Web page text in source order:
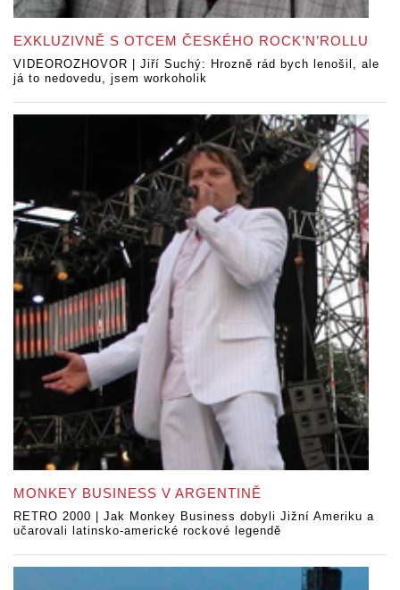
EXKLUZIVNĚ S OTCEM ČESKÉHO ROCK’N’ROLLU
VIDEOROZHOVOR | Jiří Suchý: Hrozně rád bych lenošil, ale
já to nedovedu, jsem workoholik
MONKEY BUSINESS V ARGENTINĚ
RETRO 2000 | Jak Monkey Business dobyli Jižní Ameriku a
učarovali latinsko-americké rockové legendě